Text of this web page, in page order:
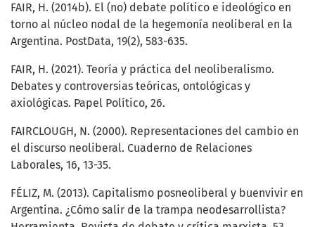
FAIR, H. (2014b). El (no) debate político e ideológico en
torno al núcleo nodal de la hegemonía neoliberal en la
Argentina. PostData, 19(2), 583-635.
FAIR, H. (2021). Teoría y práctica del neoliberalismo.
Debates y controversias teóricas, ontológicas y
axiológicas. Papel Político, 26.
FAIRCLOUGH, N. (2000). Representaciones del cambio en
el discurso neoliberal. Cuaderno de Relaciones
Laborales, 16, 13-35.
FÉLIZ, M. (2013). Capitalismo posneoliberal y buenvivir en
Argentina. ¿Cómo salir de la trampa neodesarrollista?